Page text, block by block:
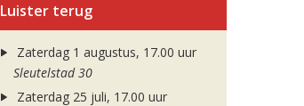
Luister terug
Zaterdag 1 augustus, 17.00 uur
Sleutelstad 30
Zaterdag 25 juli, 17.00 uur